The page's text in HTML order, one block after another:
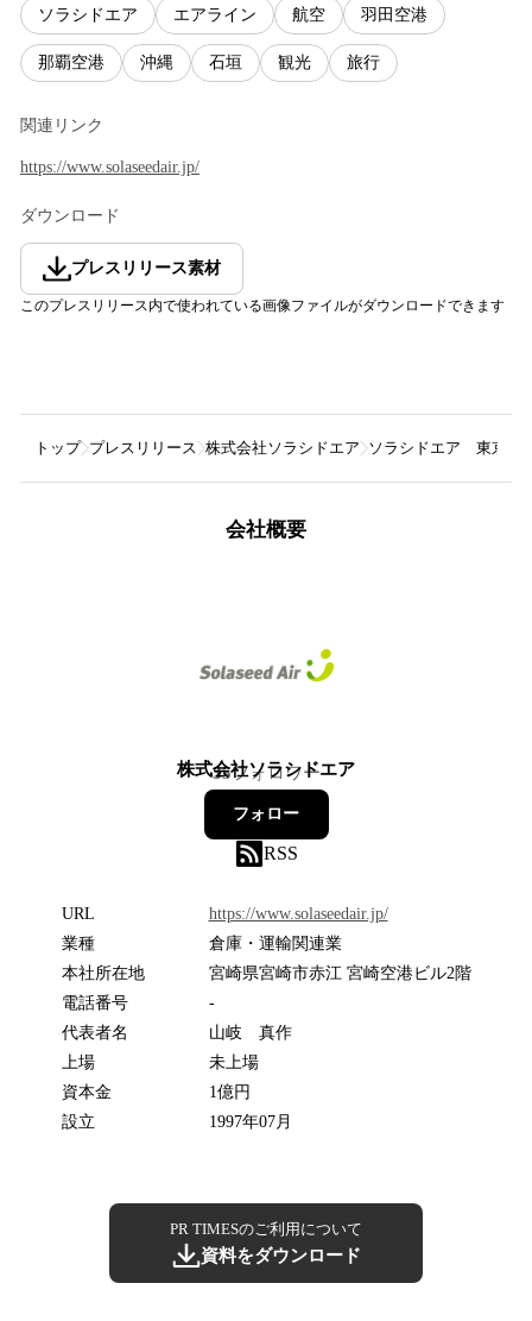
ソラシドエア エアライン 航空 羽田空港
那覇空港 沖縄 石垣 観光 旅行
関連リンク
https://www.solaseedair.jp/
ダウンロード
プレスリリース素材
このプレスリリース内で使われている画像ファイルがダウンロードできます
トップ プレスリリース 株式会社ソラシドエア ソラシドエア 東京(羽
会社概要
株式会社ソラシドエア
35フォロワー
フォロー
RSS
URL
https://www.solaseedair.jp/
業種
倉庫・運輸関連業
本社所在地
宮崎県宮崎市赤江 宮崎空港ビル2階
電話番号
-
代表者名
山岐 真作
上場
未上場
資本金
1億円
設立
1997年07月
PR TIMESのご利用について
資料をダウンロード